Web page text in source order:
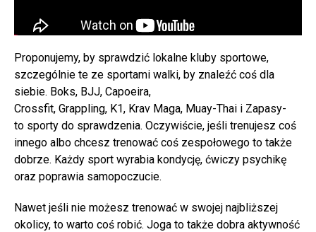
Proponujemy, by sprawdzić lokalne kluby sportowe,
szczególnie te ze sportami walki, by znaleźć coś dla
siebie. Boks, BJJ, Capoeira,
Crossfit, Grappling, K1, Krav Maga, Muay-Thai i Zapasy-
to sporty do sprawdzenia. Oczywiście, jeśli trenujesz coś
innego albo chcesz trenować coś zespołowego to także
dobrze. Każdy sport wyrabia kondycję, ćwiczy psychikę
oraz poprawia samopoczucie.
Nawet jeśli nie możesz trenować w swojej najbliższej
okolicy, to warto coś robić. Joga to także dobra aktywność